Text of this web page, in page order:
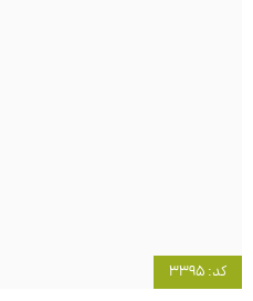
کد: 3395